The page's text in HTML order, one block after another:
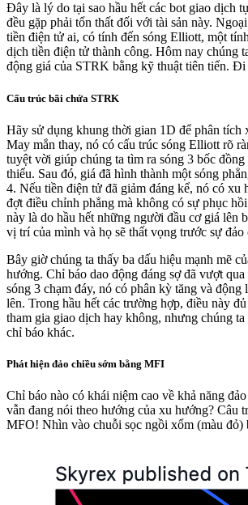
Đây là lý do tại sao hầu hết các bot giao dịch
đều gặp phải tổn thất đối với tài sản này.
tiền điện tử ai, có tính đến sóng Elliott, một
dịch tiền điện tử thành công. Hôm nay chúng
động giá của STRK bằng kỹ thuật tiên tiến.
Cấu trúc bãi chứa STRK
Hãy sử dụng khung thời gian 1D để phân tích
May mắn thay, nó có cấu trúc sóng Elliott rõ
tuyệt vời giúp chúng ta tìm ra sóng 3 bốc
thiểu. Sau đó, giá đã hình thành một sóng
4. Nếu tiền điện tử đã giảm đáng kể, nó có xu
đợt điều chỉnh phẳng mà không có sự phục
này là do hầu hết những người đầu cơ giá lên
vị trí của mình và họ sẽ thất vọng trước sự đảo
Bây giờ chúng ta thấy ba dấu hiệu mạnh mẽ
hướng. Chỉ báo dao động đáng sợ đã vượt
sóng 3 chạm đáy, nó có phân kỳ tăng và động
lên. Trong hầu hết các trường hợp, điều này
tham gia giao dịch hay không, nhưng chúng ta
chỉ báo khác.
Phát hiện đảo chiều sớm bằng MFI
Chỉ báo nào có khái niệm cao về khả năng
vẫn đang nói theo hướng của xu hướng? Câu
MFO! Nhìn vào chuỗi sọc ngồi xổm (màu đỏ)